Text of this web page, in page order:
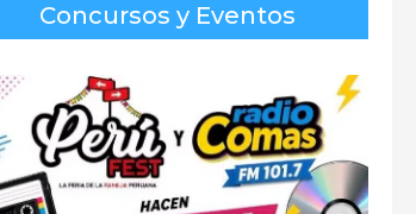
Concursos y Eventos